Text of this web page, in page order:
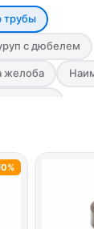
трубы
с дюбелем
желоба
воронки
желоба